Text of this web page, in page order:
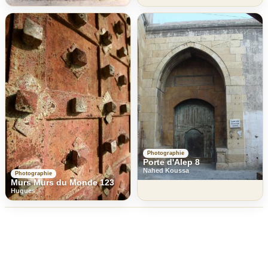
Photographie
Murs Murs du Monde 123
Hugues
Photographie
Porte d'Alep 8
Nahed Koussa